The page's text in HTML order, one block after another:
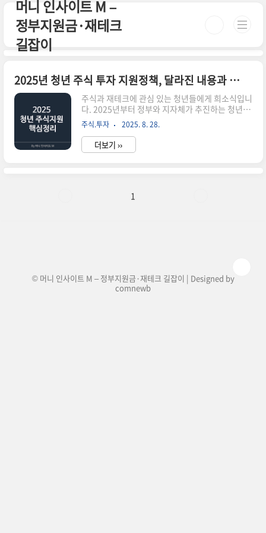
본문 바로가기
머니 인사이트 M –
정부지원금·재테크
길잡이
2025년 청년 주식 투자 지원정책, 달라진 내용과 활용법 정리
주식과 재테크에 관심 있는 청년들에게 희소식입니
다. 2025년부터 정부와 지자체가 추진하는 청년 주
식 투자 지원 정책이 본격 시행되면서, 자산 형성에
있어 실질적인 도움을 받을 수 있게 되었습니다.이
번 글에서는 2025년 기준으로 청년 투자 지원 제도
의 주요 내용과 신청 방법, 활용 전략까지 정리해 드
하거나, 세제 혜택을 제공하는 제도입니다. 특히 금
주식.투자 2025. 8. 28.
더보기 ››
1
© 머니 인사이트 M – 정부지원금·재테크 길잡이 | Designed by
comnewb